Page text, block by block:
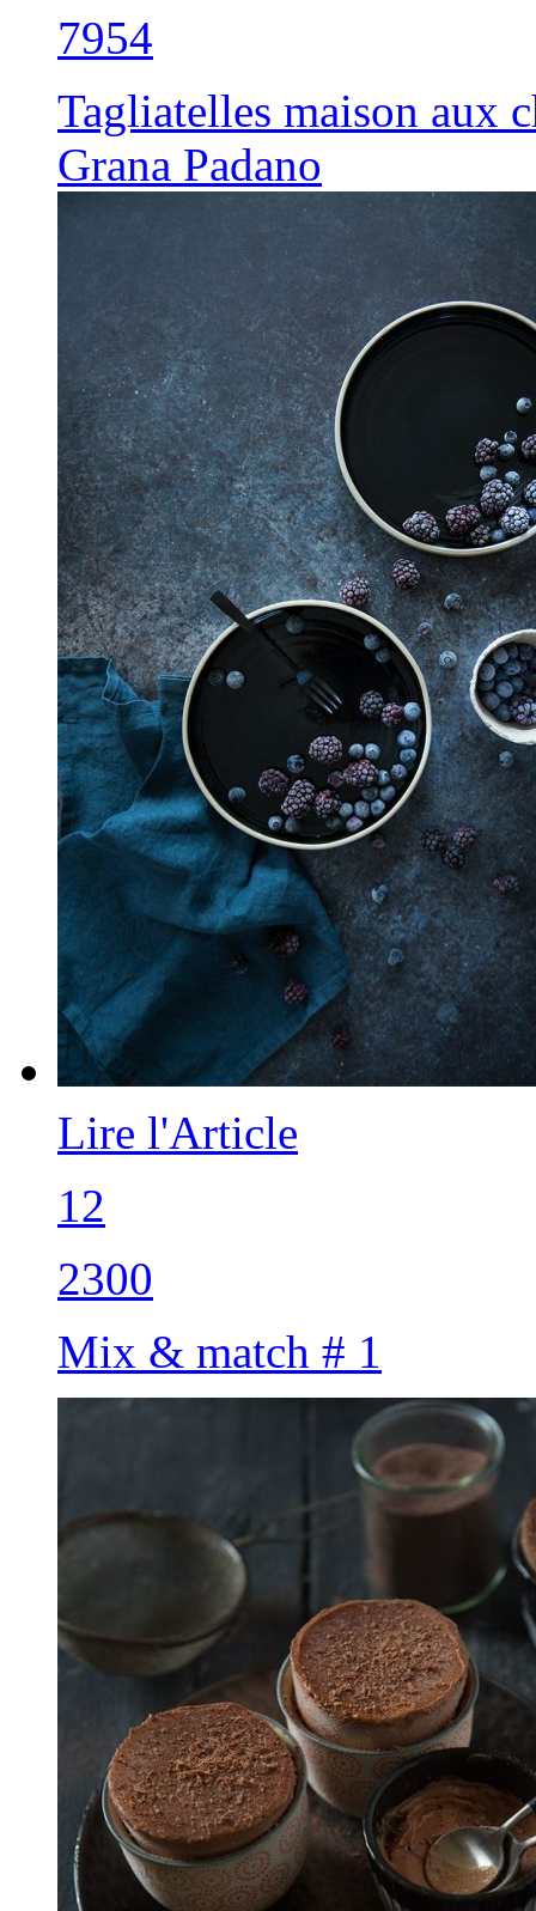
7954
Tagliatelles maison aux
Grana Padano
Lire l'Article
12
2300
Mix & match # 1